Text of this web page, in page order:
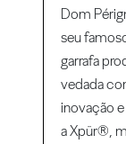
Dom
seu
garrafa
vedada
inovação
a Xpür®,